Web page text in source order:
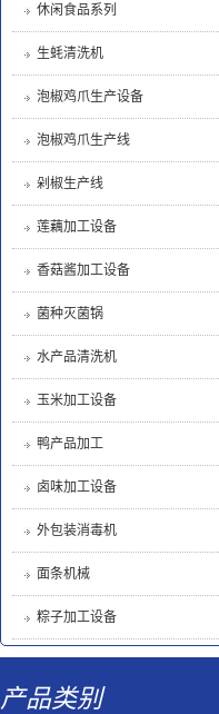
休闲食品系列
生蚝清洗机
泡椒鸡爪生产设备
泡椒鸡爪生产线
剁椒生产线
莲藕加工设备
香菇酱加工设备
菌种灭菌锅
水产品清洗机
玉米加工设备
鸭产品加工
卤味加工设备
外包装消毒机
面条机械
粽子加工设备
产品类别